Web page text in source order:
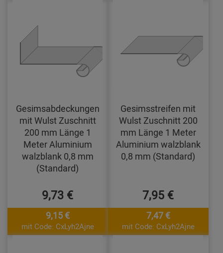
Gesimsabdeckungen
mit Wulst Zuschnitt
200 mm Länge 1
Meter Aluminium
walzblank 0,8 mm
(Standard)
9,73 €
9,15 €
mit Code: CxLyh2Ajne
Gesimsstreifen mit
Wulst Zuschnitt 200
mm Länge 1 Meter
Aluminium walzblank
0,8 mm (Standard)
7,95 €
7,47 €
mit Code: CxLyh2Ajne